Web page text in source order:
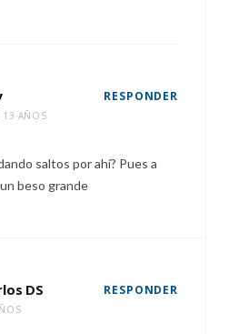
13 AÑOS
RESPONDER
saltos por ahí? Pues a
beso grande
DS RESPONDER